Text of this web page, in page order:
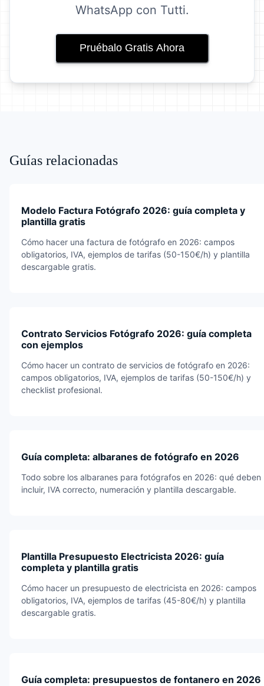
WhatsApp con Tutti.
Pruébalo Gratis Ahora
Guías relacionadas
Modelo Factura Fotógrafo 2026: guía completa y
plantilla gratis
Cómo hacer una factura de fotógrafo en 2026: campos
obligatorios, IVA, ejemplos de tarifas (50-150€/h) y plantilla
descargable gratis.
Contrato Servicios Fotógrafo 2026: guía completa
con ejemplos
Cómo hacer un contrato de servicios de fotógrafo en 2026:
campos obligatorios, IVA, ejemplos de tarifas (50-150€/h) y
checklist profesional.
Guía completa: albaranes de fotógrafo en 2026
Todo sobre los albaranes para fotógrafos en 2026: qué deben
incluir, IVA correcto, numeración y plantilla descargable.
Plantilla Presupuesto Electricista 2026: guía
completa y plantilla gratis
Cómo hacer un presupuesto de electricista en 2026: campos
obligatorios, IVA, ejemplos de tarifas (45-80€/h) y plantilla
descargable gratis.
Guía completa: presupuestos de fontanero en 2026